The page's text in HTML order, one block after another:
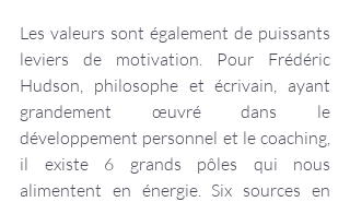
Les valeurs sont également de puissants
leviers de motivation. Pour Frédéric
Hudson, philosophe et écrivain, ayant
grandement œuvré dans le
développement personnel et le coaching,
il existe 6 grands pôles qui nous
alimentent en énergie. Six sources en